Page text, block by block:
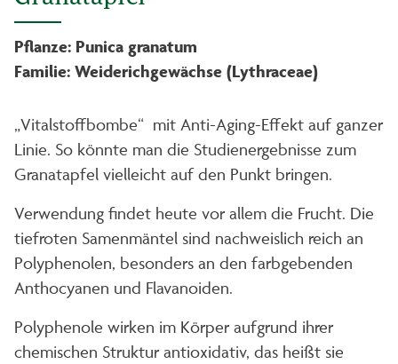
Pflanze: Punica granatum
Familie: Weiderichgewächse (Lythraceae)
„Vitalstoffbombe“ mit Anti-Aging-Effekt auf ganzer
Linie. So könnte man die Studienergebnisse zum
Granatapfel vielleicht auf den Punkt bringen.
Verwendung findet heute vor allem die Frucht. Die
tiefroten Samenmäntel sind nachweislich reich an
Polyphenolen, besonders an den farbgebenden
Anthocyanen und Flavanoiden.
Polyphenole wirken im Körper aufgrund ihrer
chemischen Struktur antioxidativ, das heißt sie